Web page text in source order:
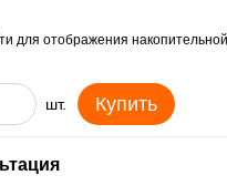
для отображения накопительной
шт. Купить